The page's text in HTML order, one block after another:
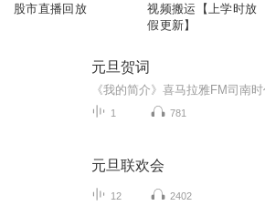
股市直播回放
视频搬运【上学时放
假更新】
元旦贺词
1 781
元旦联欢会
12 2402